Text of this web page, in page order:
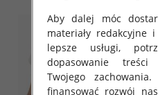
Aby dalej móc
materiały redakcyjne
lepsze usługi,
dopasowanie treści
Twojego
finansować rozwój